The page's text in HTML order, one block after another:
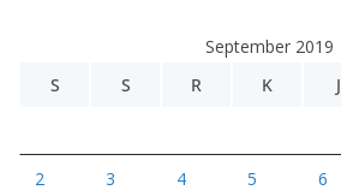
September 2019
S
S R K J
2 3 4 5 6